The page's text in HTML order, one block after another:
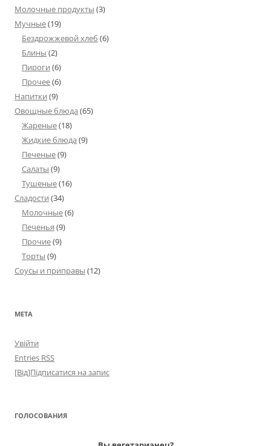
Молочные продукты (3)
Мучные(19)
Бездрожжевой хлеб (6)
Блины (2)
Пироги (6)
Прочее(6)
Напитки (9)
Овощные блюда (65)
Жареные(18)
Жидкие блюда (9)
Печеные(9)
Салаты (9)
Тушеные(16)
Сладости (34)
Молочные(6)
Печенья (9)
Прочие(9)
Торты (9)
Соусы и приправы (12)
МЕТА
Увійти
Entries RSS
[Від]Підписатися на запис
ГОЛОСОВАНИЯ